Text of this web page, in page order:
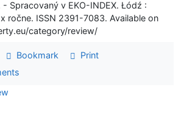
- Spracovaný v EKO-INDEX. Łódź :
ročne. ISSN 2391-7083. Available on
category/review/
Bookmark
Print